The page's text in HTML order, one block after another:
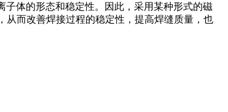
体的形态和稳定性。因此，采用某种形式的磁
从而改善焊接过程的稳定性，提高焊缝质量，也